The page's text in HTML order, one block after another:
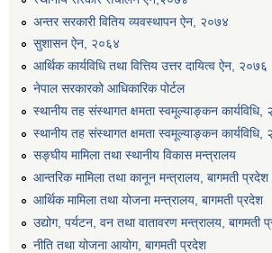
अन्तर सरकारी वितिय व्यवस्थापन ऐन, २०७४
सुशासन ऐन, २०६४
आर्थिक कार्यविधि तथा वित्तिय उत्तर दायित्व ऐन, २०७६
नेपाल सरकारको आधिकारिक पोर्टल
स्थानीय तह संस्थागत क्षमता स्वमूल्याङ्कन कार्यविधि,
स्थानीय तह संस्थागत क्षमता स्वमूल्याङ्कन कार्यविधि,
सङ्घीय मामिला तथा स्थानीय विकास मन्त्रालय
आन्तरिक मामिला तथा कानून मन्त्रालय, बागमती प्रदेश
आर्थिक मामिला तथा योजना मन्त्रालय, बागमती प्रदेश
उद्योग, पर्यटन, वन तथा वातावरण मन्त्रालय, बागमती
नीति तथा योजना आयोग, बागमती प्रदेश